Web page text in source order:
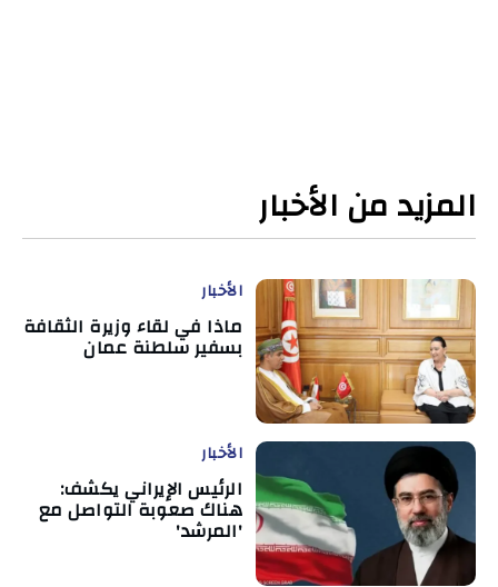
المزيد من الأخبار
الأخبار
ماذا في لقاء وزيرة الثقافة
بسفير سلطنة عمان
الأخبار
الرئيس الإيراني يكشف:
هناك صعوبة التواصل مع
'المرشد'